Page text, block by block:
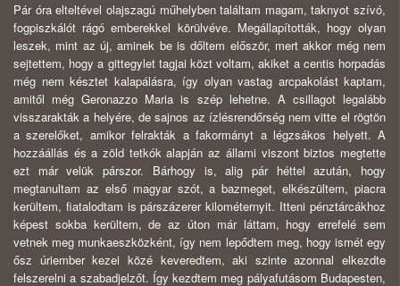
Pár óra elteltével olajszagú műhelyben találtam magam, taknyot szívó,
fogpiszkálót rágó emberekkel körülvéve. Megállapították, hogy olyan
leszek, mint az új, aminek be is dőltem először, mert akkor még nem
sejtettem, hogy a gittegylet tagjai közt voltam, akiket a centis horpadás
még nem késztet kalapálásra, így olyan vastag arcpakolást kaptam,
amitől még Geronazzo Maria is szép lehetne. A csillagot legalább
visszarakták a helyére, de sajnos az ízlésrendőrség nem vitte el rögtön
a szerelőket, amikor felrakták a fakormányt a légzsákos helyett. A
hozzáállás és a zöld tetkók alapján az állami viszont biztos megtette
ezt már velük párszor. Bárhogy is, alig pár héttel azután, hogy
megtanultam az első magyar szót, a bazmeget, elkészültem, piacra
kerültem, fiatalodtam is párszázerer kilométernyit. Itteni pénztárcákhoz
képest sokba kerültem, de az úton már láttam, hogy errefelé sem
vetnek meg munkaeszközként, így nem lepődtem meg, hogy ismét egy
ősz úriember kezei közé keveredtem, aki szinte azonnal elkezdte
felszerelni a szabadjelzőt. Így kezdtem meg pályafutásom Budapesten,